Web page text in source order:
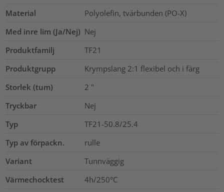
Material
Polyolefin, tvärbunden (PO-X)
Med inre lim (Ja/Nej) Nej
Produktfamilj
TF21
Produktgrupp
Krympslang 2:1 flexibel och i färg
Storlek (tum)
2 "
Tryckbar
Nej
Typ
TF21-50.8/25.4
Typ av förpackn.
rulle
Variant
Tunnväggig
Värmechocktest
4h/250°C